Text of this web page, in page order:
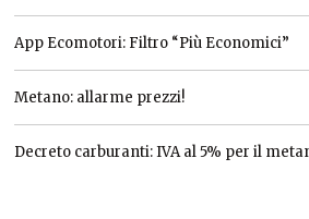
App Ecomotori: Filtro “Più Economici”
Metano: allarme prezzi!
Decreto carburanti: IVA al 5% per il